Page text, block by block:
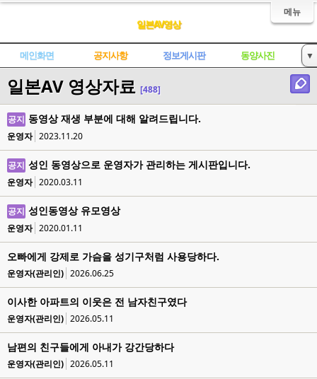
메뉴
일본AV영상
메인화면 공지사항 정보게시판 동양사진
한국AV영상
▼
중국AV영상
성인사이트
일본AV 영상자료 [488]
공지 동영상 재생 부분에 대해 알려드립니다.
운영자 2023.11.20
공지 성인 동영상으로 운영자가 관리하는 게시판입니다.
운영자 2020.03.11
공지 성인동영상 유모영상
운영자 2020.01.11
오빠에게 강제로 가슴을 성기구처럼 사용당하다.
운영자(관리인) 2026.06.25
이사한 아파트의 이웃은 전 남자친구였다
운영자(관리인) 2026.05.11
남편의 친구들에게 아내가 강간당하다
운영자(관리인) 2026.05.11